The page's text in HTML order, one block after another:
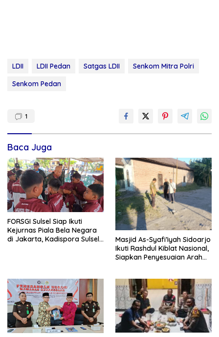
LDII LDII Pedan Satgas LDII
Senkom Mitra Polri
Senkom Pedan
1
Baca Juga
FORSGI Sulsel Siap Ikuti
Kejurnas Piala Bela Negara
di Jakarta, Kadispora Sulsel
Masjid As-Syafi’iyah Sidoarjo
Ikuti Rashdul Kiblat Nasional,
Siapkan Penyesuaian Arah